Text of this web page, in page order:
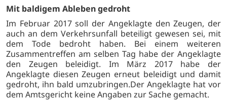
Mit baldigem Ableben gedroht
Im Februar 2017 soll der Angeklagte den Zeugen, der
auch an dem Verkehrsunfall beteiligt gewesen sei, mit
dem Tode bedroht haben. Bei einem weiteren
Zusammentreffen am selben Tag habe der Angeklagte
den Zeugen beleidigt. Im März 2017 habe der
Angeklagte diesen Zeugen erneut beleidigt und damit
gedroht, ihn bald umzubringen.Der Angeklagte hat vor
dem Amtsgericht keine Angaben zur Sache gemacht.